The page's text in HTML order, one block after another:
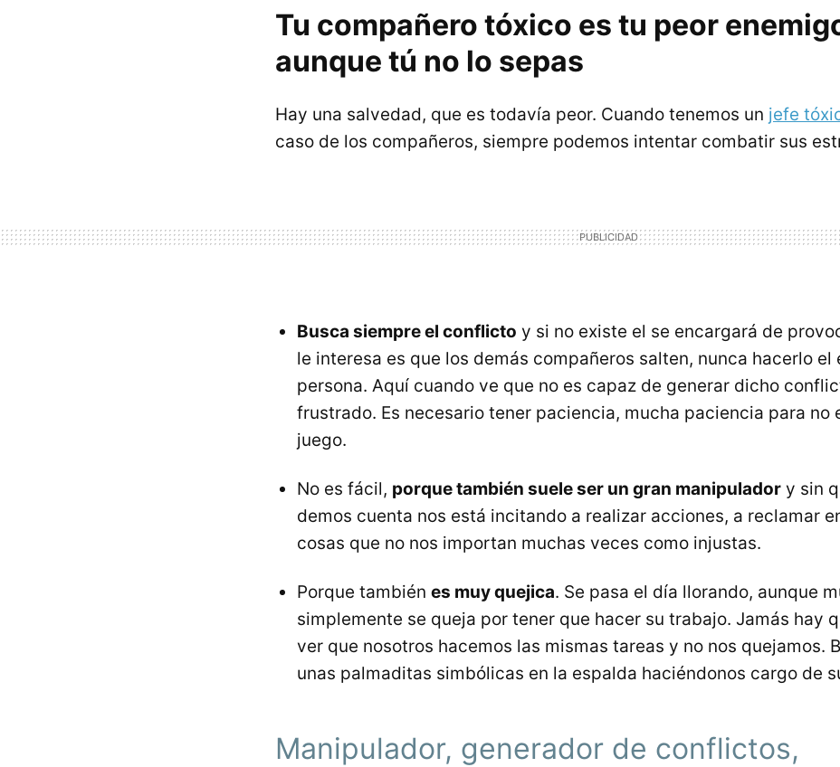
Tu compañero tóxico es tu peor
aunque tú no lo sepas
Hay una salvedad, que es todavía peor. Cuando tenemos un jefe
caso de los compañeros, siempre podemos intentar combatir sus
Busca siempre el conflicto y si no existe el se encargará de
le interesa es que los demás compañeros salten, nunca hacerlo el
persona. Aquí cuando ve que no es capaz de generar dicho
frustrado. Es necesario tener paciencia, mucha paciencia para no
juego.
No es fácil, porque también suele ser un gran manipulador y sin
demos cuenta nos está incitando a realizar acciones, a reclamar
cosas que no nos importan muchas veces como injustas.
Porque también es muy quejica. Se pasa el día llorando, aunque
simplemente se queja por tener que hacer su trabajo. Jamás hay
ver que nosotros hacemos las mismas tareas y no nos quejamos.
unas palmaditas simbólicas en la espalda haciéndonos cargo de
Manipulador, generador de conflictos,